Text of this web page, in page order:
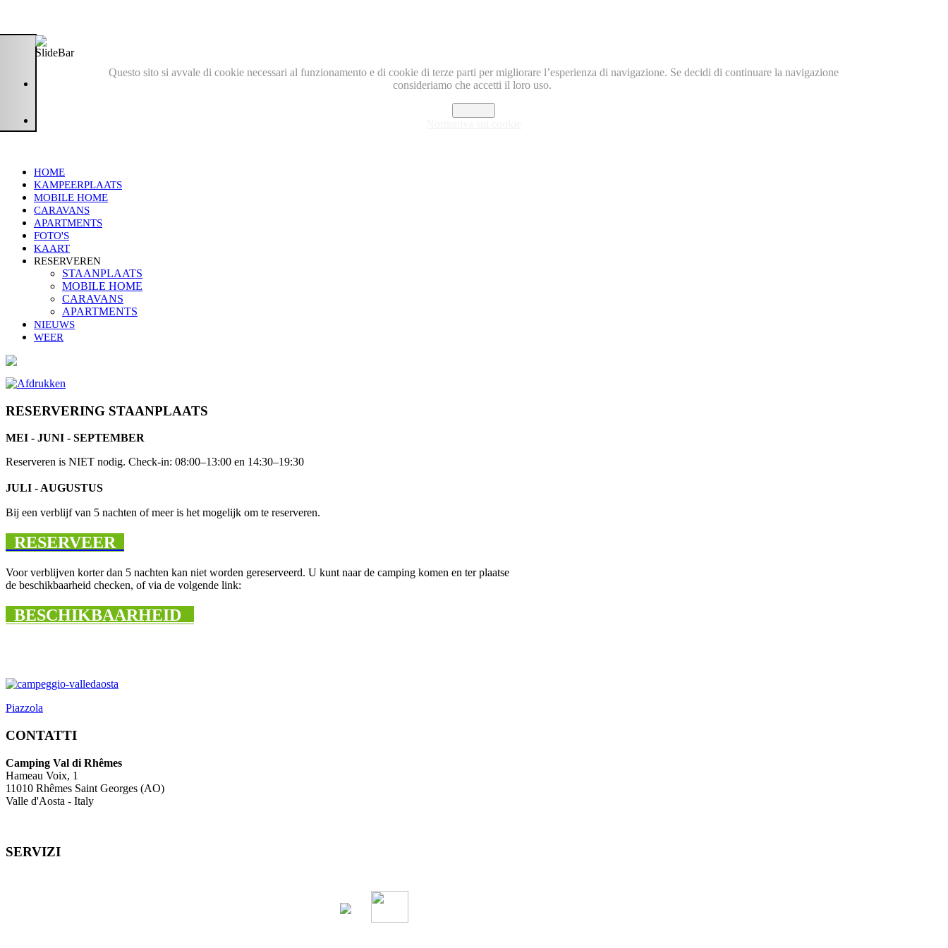
Questo sito si avvale di cookie necessari al funzionamento e di cookie di terze parti per migliorare l’esperienza di navigazione. Se decidi di continuare la navigazione
consideriamo che accetti il loro uso.
HOME
KAMPEERPLAATS
MOBILE HOME
CARAVANS
APARTMENTS
FOTO'S
KAART
RESERVEREN
STAANPLAATS
MOBILE HOME
CARAVANS
APARTMENTS
NIEUWS
WEER
RESERVERING STAANPLAATS
MEI - JUNI - SEPTEMBER
Reserveren is NIET nodig. Check-in: 08:00–13:00 en 14:30–19:30
JULI - AUGUSTUS
Bij een verblijf van 5 nachten of meer is het mogelijk om te reserveren.
RESERVEER
Voor verblijven korter dan 5 nachten kan niet worden gereserveerd. U kunt naar de camping komen en ter plaatse
de beschikbaarheid checken, of via de volgende link:
BESCHIKBAARHEID
Piazzola
CONTATTI
Camping Val di Rhêmes
Hameau Voix, 1
11010 Rhêmes Saint Georges (AO)
Valle d'Aosta - Italy
SERVIZI